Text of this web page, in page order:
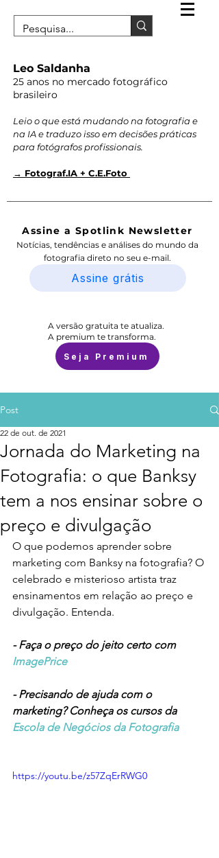
Leo Saldanha
25 anos no mercado fotográfico
brasileiro
Leio o que está mudando na fotografia e
na IA e traduzo isso em decisões práticas
para fotógrafos profissionais.
→ Fotograf.IA + C.E.Foto
Assine a Spotlink Newsletter
Notícias, tendências e análises do mundo da
fotografia direto no seu e-mail.
Assine grátis
A versão gratuita te atualiza.
A premium te transforma.
Seja Premium
Post
Jornada do Marketing na
Fotografia: o que Banksy
tem a nos ensinar sobre o
preço e divulgação
22 de out. de 2021
O que podemos aprender sobre
marketing com Banksy na fotografia? O
celebrado e misterioso artista traz
ensinamentos em relação ao preço e
divulgação. Entenda.
- Faça o preço do jeito certo com
ImagePrice
- Precisando de ajuda com o
marketing? Conheça os cursos da
Escola de Negócios da Fotografia
https://youtu.be/z57ZqErRWG0